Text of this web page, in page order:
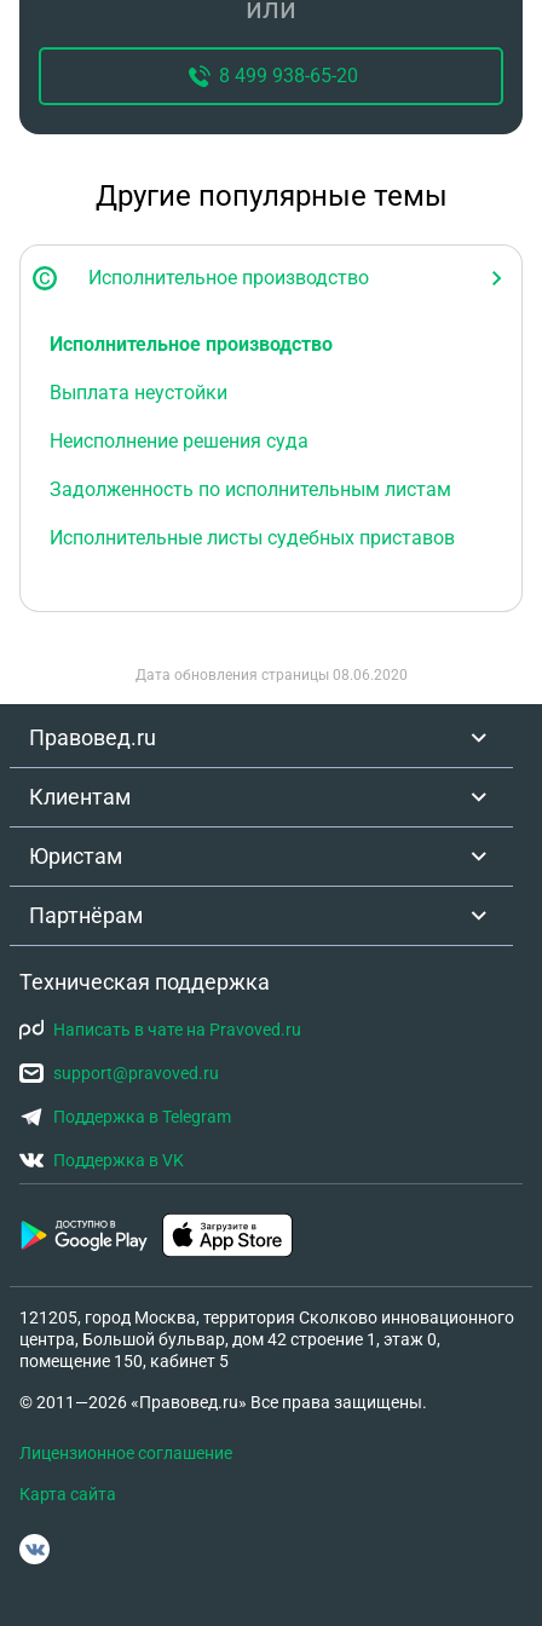
или
8 499 938-65-20
Другие популярные темы
Исполнительное производство
Исполнительное производство
Выплата неустойки
Неисполнение решения суда
Задолженность по исполнительным листам
Исполнительные листы судебных приставов
Дата обновления страницы 08.06.2020
Правовед.ru
Клиентам
Юристам
Партнёрам
Техническая поддержка
Написать в чате на Pravoved.ru
support@pravoved.ru
Поддержка в Telegram
Поддержка в VK
121205, город Москва, территория Сколково инновационного
центра, Большой бульвар, дом 42 строение 1, этаж 0,
помещение 150, кабинет 5
© 2011—2026 «Правовед.ru» Все права защищены.
Лицензионное соглашение
Карта сайта